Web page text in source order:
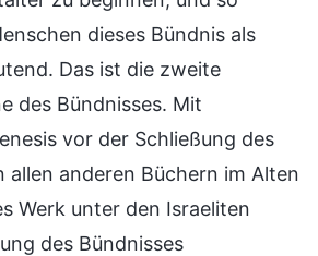
dieses Bündnis als
Das ist die zweite
des Bündnisses. Mit
vor der Schließung des
allen anderen Büchern im Alten
Werk unter den Israeliten
des Bündnisses